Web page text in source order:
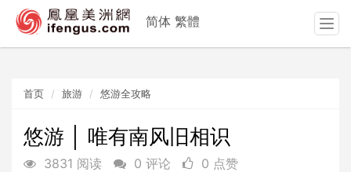
首页 旅游 悠游全攻略
悠游 │ 唯有南风旧相识
3831 阅读 0 评论 0 点赞
简体 繁體
T
o